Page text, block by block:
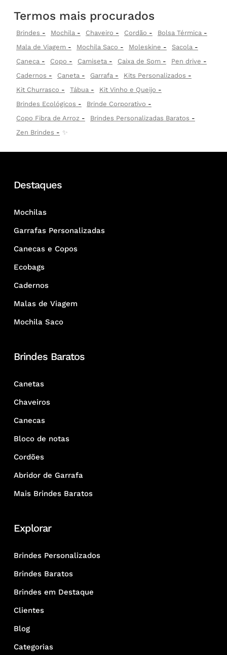
Termos mais procurados
Brindes Mochila Chaveiro Cordão
Bolsa Térmica
Mala de Viagem
Mochila Saco Moleskine
Sacola
Caneca
Copo Camiseta Caixa de Som
Pen drive
Cadernos
Caneta Garrafa
Kits Personalizados
Kit Churrasco
Tábua
Kit Vinho e Queijo
Brindes Ecológicos
Brinde Corporativo
Copo Fibra de Arroz
Brindes Personalizadas Baratos
Zen Brindes
✨
Destaques
Mochilas
Garrafas Personalizadas
Canecas e Copos
Ecobags
Cadernos
Malas de Viagem
Mochila Saco
Brindes Baratos
Canetas
Chaveiros
Canecas
Bloco de notas
Cordões
Abridor de Garrafa
Mais Brindes Baratos
Explorar
Brindes Personalizados
Brindes Baratos
Brindes em Destaque
Clientes
Blog
Categorias